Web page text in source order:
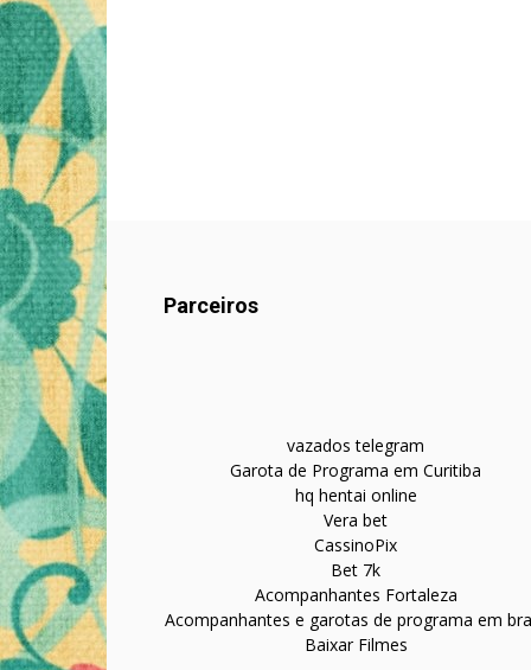
Parceiros
vazados telegram
Garota de Programa em Curitiba
hq hentai online
Vera bet
CassinoPix
Bet 7k
Acompanhantes Fortaleza
Acompanhantes e garotas de programa em
Baixar Filmes